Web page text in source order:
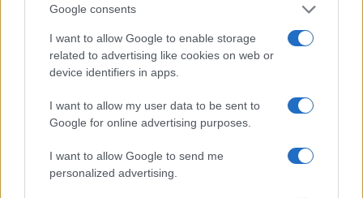
Google consents
I want to allow Google to enable storage
related to advertising like cookies on web or
device identifiers in apps.
I want to allow my user data to be sent to
Google for online advertising purposes.
I want to allow Google to send me
personalized advertising.
Incidente Olbia, poliziotto in vacanza salva 6
persone: due bimbi tra i feriti
Red Valley Festival, musica no-stop a Olbia fino
alle 5